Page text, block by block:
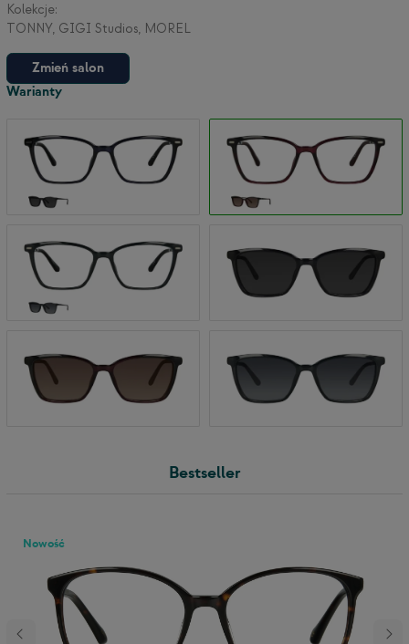
Zmień salon
Kolekcje:
TONNY, GIGI Studios, MOREL
Warianty
Bestseller
Nowość